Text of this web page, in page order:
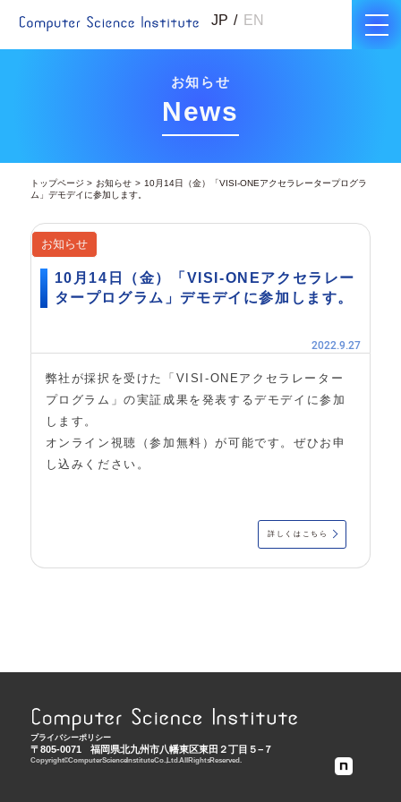
JP EN
お知らせ
News
トップページ お知らせ
10月14日（金）「VISI-ONEアクセラレータープログラ
ム」デモデイに参加します。
10月14日（金）「VISI-ONEアクセラレー
タープログラム」デモデイに参加します。
2022.9.27
お知らせ
弊社が採択を受けた「VISI-ONEアクセラレーター
プログラム」の実証成果を発表するデモデイに参加
します。
オンライン視聴（参加無料）が可能です。ぜひお申
し込みください。
詳しくはこちら
プライバシーポリシー
〒805-0071 福岡県北九州市八幡東区東田２丁目５−７
Copyright © Computer Science Institute Co., Ltd. All Rights Reserved.